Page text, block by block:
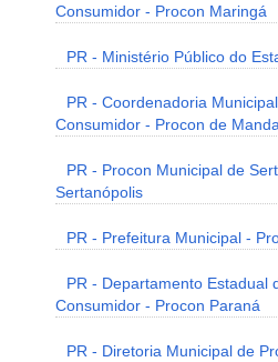
Consumidor - Procon Maringá
PR - Ministério Público do
PR - Coordenadoria
Consumidor - Procon de
PR - Procon Municipal de
Sertanópolis
PR - Prefeitura Municipal -
PR - Departamento Estadual
Consumidor - Procon Paraná
PR - Diretoria Municipal de